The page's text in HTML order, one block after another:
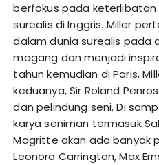
berfokus pada keterlibatan
surealis di Inggris. Miller
dalam dunia surealis pada
magang dan menjadi
tahun kemudian di Paris,
keduanya, Sir Roland
dan pelindung seni. Di
karya seniman termasuk
Magritte akan ada banyak
Leonora Carrington, Max